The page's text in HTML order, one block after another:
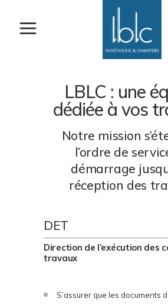
LBLC : une
dédiée à vos
Notre mission
l’ordre de
démarrage
réception des
DET
Direction de l’exécution des
travaux
S’assurer que les documents